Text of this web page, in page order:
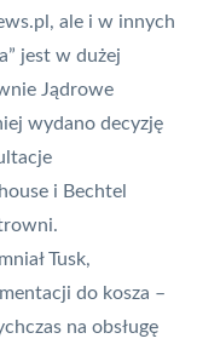
ale i w innych
jest w dużej
Jądrowe
wydano decyzję
i Bechtel
.
Tusk,
do kosza –
na obsługę